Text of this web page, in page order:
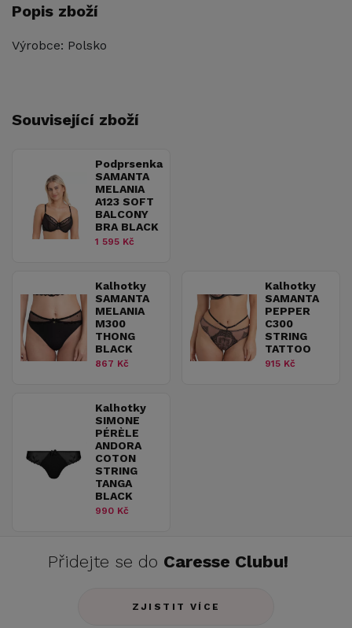
Popis zboží
Výrobce: Polsko
Související zboží
Podprsenka
SAMANTA
MELANIA
A123 SOFT
BALCONY
BRA BLACK
1 595 Kč
Kalhotky
SAMANTA
MELANIA
M300
THONG
BLACK
867 Kč
Kalhotky
SAMANTA
PEPPER
C300
STRING
TATTOO
915 Kč
Kalhotky
SIMONE
PÉRÈLE
ANDORA
COTON
STRING
TANGA
BLACK
990 Kč
Přidejte se do Caresse Clubu!
ZJISTIT VÍCE